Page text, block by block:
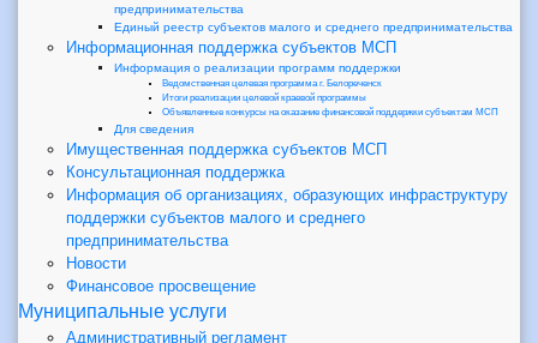
предпринимательства
Единый реестр субъектов малого и среднего предпринимательства
Информационная поддержка субъектов МСП
Информация о реализации программ поддержки
Ведомственная целевая программа г. Белореченск
Итоги реализации целевой краевой программы
Объявленные конкурсы на оказание финансовой поддержки субъектам МСП
Для сведения
Имущественная поддержка субъектов МСП
Консультационная поддержка
Информация об организациях, образующих инфраструктуру
поддержки субъектов малого и среднего
предпринимательства
Новости
Финансовое просвещение
Муниципальные услуги
Административный регламент